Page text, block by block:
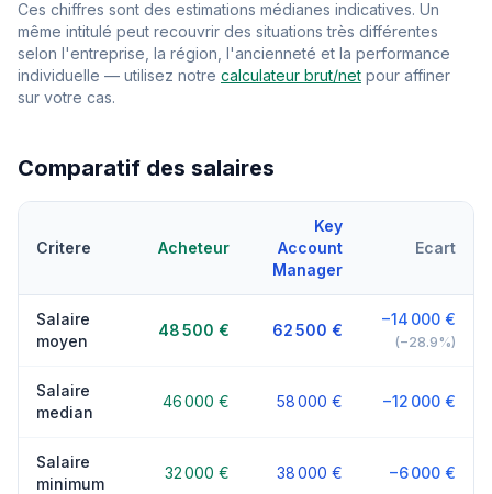
Ces chiffres sont des estimations médianes indicatives. Un
même intitulé peut recouvrir des situations très différentes
selon l'entreprise, la région, l'ancienneté et la performance
individuelle — utilisez notre calculateur brut/net pour affiner
sur votre cas.
Comparatif des salaires
Critere Acheteur
Key
Account
Manager
Ecart
Salaire
moyen
48 500 € 62 500 €
−14 000 €
(−28.9%)
Salaire
median
46 000 € 58 000 € −12 000 €
Salaire
minimum
32 000 € 38 000 € −6 000 €